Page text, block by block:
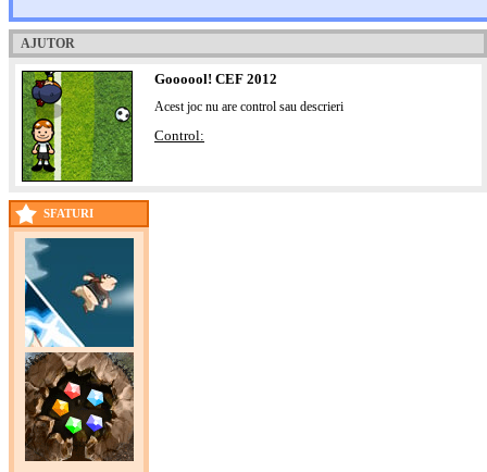
AJUTOR
Goooool! CEF 2012
Acest joc nu are control sau descrieri
Control:
SFATURI